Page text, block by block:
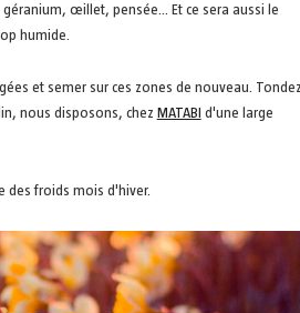
œillet, pensée... Et ce sera aussi le
humide.
et semer sur ces zones de nouveau. Tondez
nous disposons, chez MATABI d'une large
des froids mois d'hiver.